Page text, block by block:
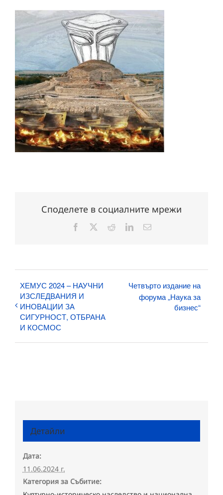
Споделете в социалните мрежи
Facebook RedditLinkedInЕлектронна
ХЕМУС 2024 – НАУЧНИ
ИЗСЛЕДВАНИЯ И
ИНОВАЦИИ ЗА
СИГУРНОСТ, ОТБРАНА
И КОСМОС
Четвърто издание на
форума „Наука за
бизнес“
Детайли
Дата:
11.06.2024 г.
Категория за Събитие: